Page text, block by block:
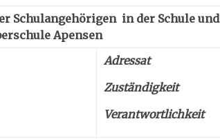
Schulangehörigen in der Schule und
Apensen
Adressat
Zuständigkeit
Verantwortlichkeit